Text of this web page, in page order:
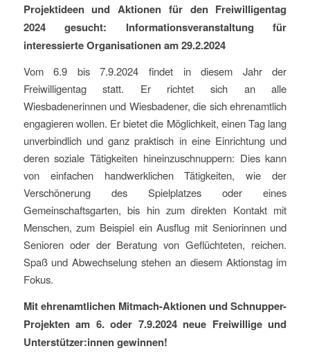
Projektideen und Aktionen für den Freiwilligentag
2024 gesucht: Informationsveranstaltung für
interessierte Organisationen am 29.2.2024
Vom 6.9 bis 7.9.2024 findet in diesem Jahr der
Freiwilligentag statt. Er richtet sich an alle
Wiesbadenerinnen und Wiesbadener, die sich ehrenamtlich
engagieren wollen. Er bietet die Möglichkeit, einen Tag lang
unverbindlich und ganz praktisch in eine Einrichtung und
deren soziale Tätigkeiten hineinzuschnuppern: Dies kann
von einfachen handwerklichen Tätigkeiten, wie der
Verschönerung des Spielplatzes oder eines
Gemeinschaftsgarten, bis hin zum direkten Kontakt mit
Menschen, zum Beispiel ein Ausflug mit Seniorinnen und
Senioren oder der Beratung von Geflüchteten, reichen.
Spaß und Abwechselung stehen an diesem Aktionstag im
Fokus.
Mit ehrenamtlichen Mitmach-Aktionen und Schnupper-
Projekten am 6. oder 7.9.2024 neue Freiwillige und
Unterstützer:innen gewinnen!